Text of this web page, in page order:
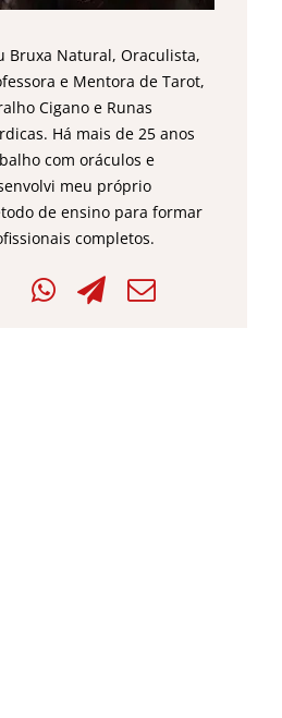
Bruxa Natural, Oraculista,
e Mentora de Tarot,
Cigano e Runas
Há mais de 25 anos
com oráculos e
meu próprio
de ensino para formar
completos.